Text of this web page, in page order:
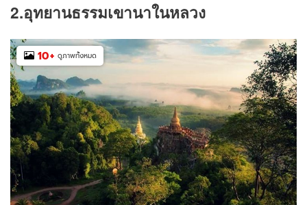
2.อุทยานธรรมเขานาในหลวง
10+ ดูภาพทั้งหมด